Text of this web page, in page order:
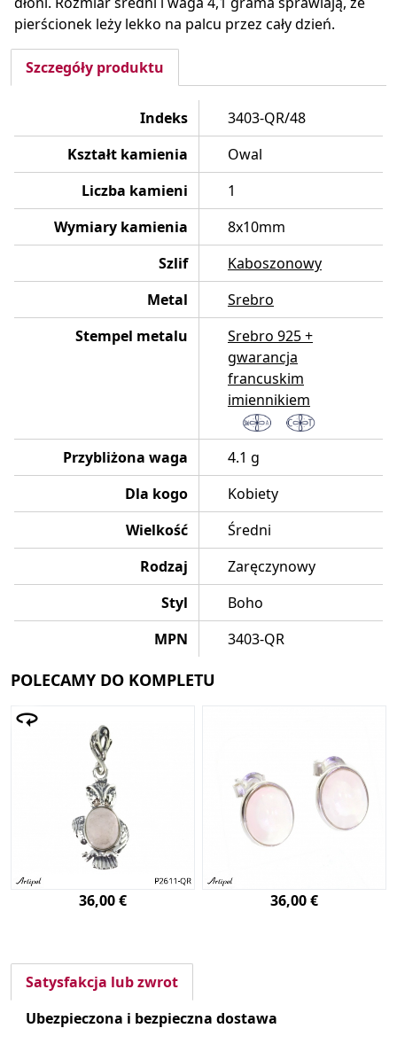
pierścionek leży lekko na palcu przez cały dzień.
Szczegóły produktu
Indeks
3403-QR/48
Kształt kamienia
Owal
Liczba kamieni
1
Wymiary kamienia
8x10mm
Szlif
Kaboszonowy
Metal
Srebro
Stempel metalu
Srebro 925 +
gwarancja
francuskim
imiennikiem
Przybliżona waga
4.1 g
Dla kogo
Kobiety
Wielkość
Średni
Rodzaj
Zaręczynowy
Styl
Boho
MPN
3403-QR
POLECAMY DO KOMPLETU
36,00 € 36,00 €
Satysfakcja lub zwrot
Ubezpieczona i bezpieczna dostawa